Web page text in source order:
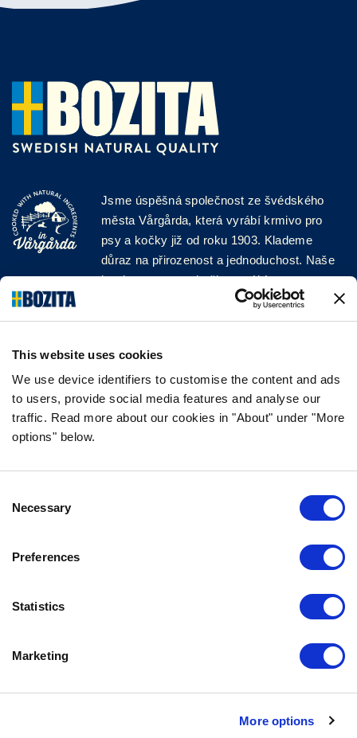
This website uses cookies
We use device identifiers to customise the content and ads
to users, provide social media features and analyse our
traffic. Read more about our cookies in "About" under "More
options" below.
Selection
Necessary
Preferences
Statistics
Marketing
More options
Jsme úspěšná společnost ze švédského
města Vårgårda, která vyrábí krmivo pro
psy a kočky již od roku 1903. Klademe
důraz na přirozenost a jednoduchost. Naše
krmiva pro psy a kočky vyrábíme z vysoce
kvalitních surovin a bez jakýchkoli přísad!
SÍTÍCH
INFORMACE
ZÁRUKA CHUTI
NAŠE ZÁSADY OCHRANY OSOBNÍCH ÚDAJŮ
info@bozita.com